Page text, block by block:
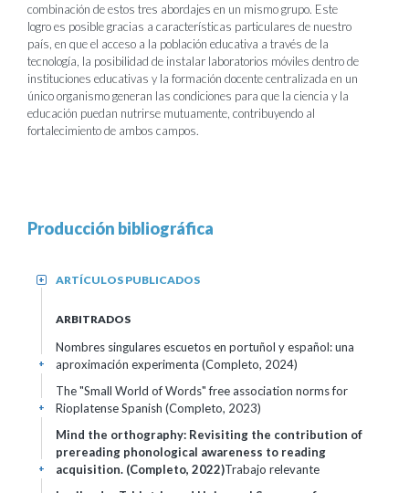
combinación de estos tres abordajes en un mismo grupo. Este
logro es posible gracias a características particulares de nuestro
país, en que el acceso a la población educativa a través de la
tecnología, la posibilidad de instalar laboratorios móviles dentro de
instituciones educativas y la formación docente centralizada en un
único organismo generan las condiciones para que la ciencia y la
educación puedan nutrirse mutuamente, contribuyendo al
fortalecimiento de ambos campos.
Producción bibliográfica
ARTÍCULOS PUBLICADOS
+
ARBITRADOS
Nombres singulares escuetos en portuñol y español: una
aproximación experimenta (Completo, 2024)
+
The "Small World of Words" free association norms for
Rioplatense Spanish (Completo, 2023)
+
Mind the orthography: Revisiting the contribution of
prereading phonological awareness to reading
acquisition. (Completo, 2022)Trabajo relevante
+